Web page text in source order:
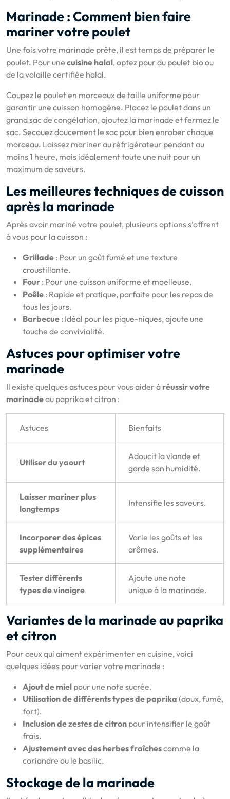
Marinade : Comment bien faire
mariner votre poulet
Une fois votre marinade prête, il est temps de préparer le
poulet. Pour une cuisine halal, optez pour du poulet bio ou
de la volaille certifiée halal.
Coupez le poulet en morceaux de taille uniforme pour
garantir une cuisson homogène. Placez le poulet dans un
grand sac de congélation, ajoutez la marinade et fermez le
sac. Secouez doucement le sac pour bien enrober chaque
morceau. Laissez mariner au réfrigérateur pendant au
moins 1 heure, mais idéalement toute une nuit pour un
maximum de saveurs.
Les meilleures techniques de cuisson
après la marinade
Après avoir mariné votre poulet, plusieurs options s’offrent
à vous pour la cuisson :
Grillade : Pour un goût fumé et une texture
croustillante.
Four : Pour une cuisson uniforme et moelleuse.
Poêle : Rapide et pratique, parfaite pour les repas de
tous les jours.
Barbecue : Idéal pour les pique-niques, ajoute une
touche de convivialité.
Astuces pour optimiser votre
marinade
Il existe quelques astuces pour vous aider à réussir votre
marinadeau paprika et citron :
Astuces Bienfaits
Utiliser du yaourt
Adoucit la viande et
garde son humidité.
Laisser mariner plus
longtemps
Intensifie les saveurs.
Incorporer des épices
supplémentaires
Varie les goûts et les
arômes.
Tester différents
types de vinaigre
Ajoute une note
unique à la marinade.
Variantes de la marinade au paprika
et citron
Pour ceux qui aiment expérimenter en cuisine, voici
quelques idées pour varier votre marinade :
Ajout de miel pour une note sucrée.
Utilisation de différents types de paprika (doux, fumé,
fort).
Inclusion de zestes de citron pour intensifier le goût
frais.
Ajustement avec des herbes fraîchescomme la
coriandre ou le basilic.
Stockage de la marinade